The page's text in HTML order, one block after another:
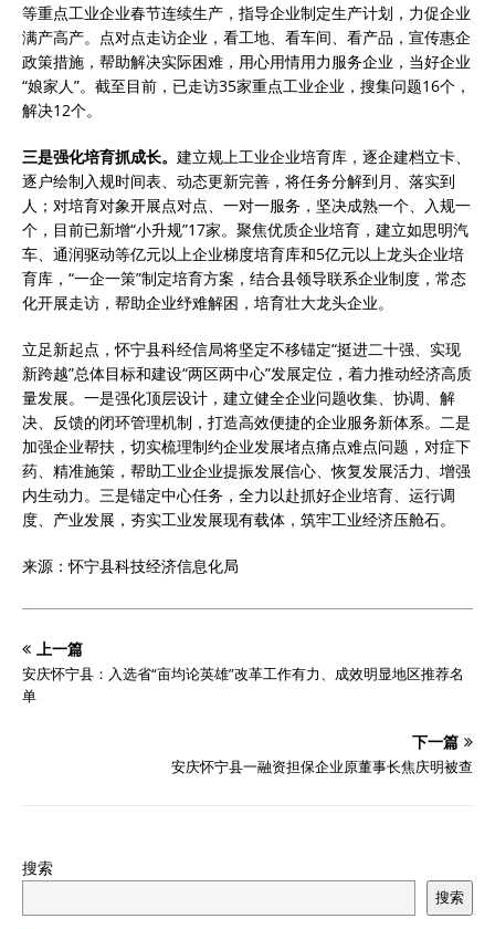
等重点工业企业春节连续生产，指导企业制定生产计划，力促企业
满产高产。点对点走访企业，看工地、看车间、看产品，宣传惠企
政策措施，帮助解决实际困难，用心用情用力服务企业，当好企业
“娘家人”。截至目前，已走访35家重点工业企业，搜集问题16个，
解决12个。
三是强化培育抓成长。 建立规上工业企业培育库，逐企建档立卡、
逐户绘制入规时间表、动态更新完善，将任务分解到月、落实到
人；对培育对象开展点对点、一对一服务，坚决成熟一个、入规一
个，目前已新增“小升规”17家。聚焦优质企业培育，建立如思明汽
车、通润驱动等亿元以上企业梯度培育库和5亿元以上龙头企业培
育库，“一企一策”制定培育方案，结合县领导联系企业制度，常态
化开展走访，帮助企业纾难解困，培育壮大龙头企业。
立足新起点，怀宁县科经信局将坚定不移锚定“挺进二十强、实现
新跨越”总体目标和建设“两区两中心”发展定位，着力推动经济高质
量发展。一是强化顶层设计，建立健全企业问题收集、协调、解
决、反馈的闭环管理机制，打造高效便捷的企业服务新体系。二是
加强企业帮扶，切实梳理制约企业发展堵点痛点难点问题，对症下
药、精准施策，帮助工业企业提振发展信心、恢复发展活力、增强
内生动力。三是锚定中心任务，全力以赴抓好企业培育、运行调
度、产业发展，夯实工业发展现有载体，筑牢工业经济压舱石。
来源：怀宁县科技经济信息化局
上一篇
安庆怀宁县：入选省“亩均论英雄”改革工作有力、成效明显地区推荐名
单
下一篇
安庆怀宁县一融资担保企业原董事长焦庆明被查
搜索
搜索